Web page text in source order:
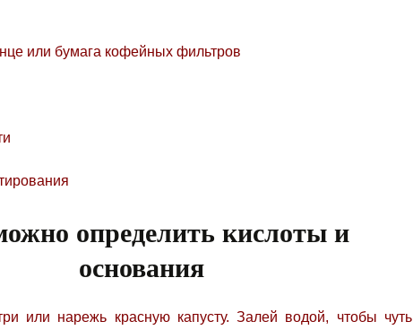
или бумага кофейных фильтров
определить кислоты и
основания
или нарежь красную капусту. Залей водой, чтобы чуть